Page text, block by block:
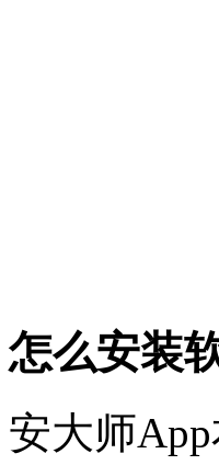
怎么安装
安大师